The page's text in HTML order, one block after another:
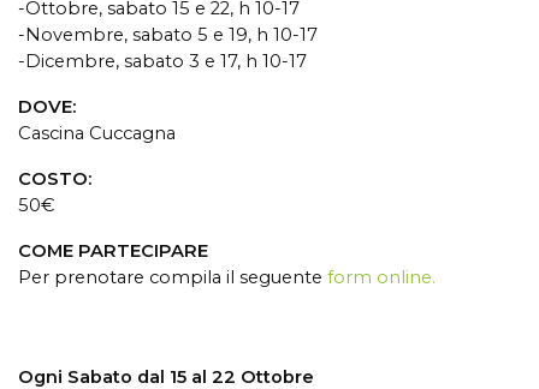
-Ottobre, sabato 15 e 22, h 10-17
-Novembre, sabato 5 e 19, h 10-17
-Dicembre, sabato 3 e 17, h 10-17
DOVE:
Cascina Cuccagna
COSTO:
50€
COME PARTECIPARE
Per prenotare compila il seguente form online.
Ogni Sabato dal 15 al 22 Ottobre